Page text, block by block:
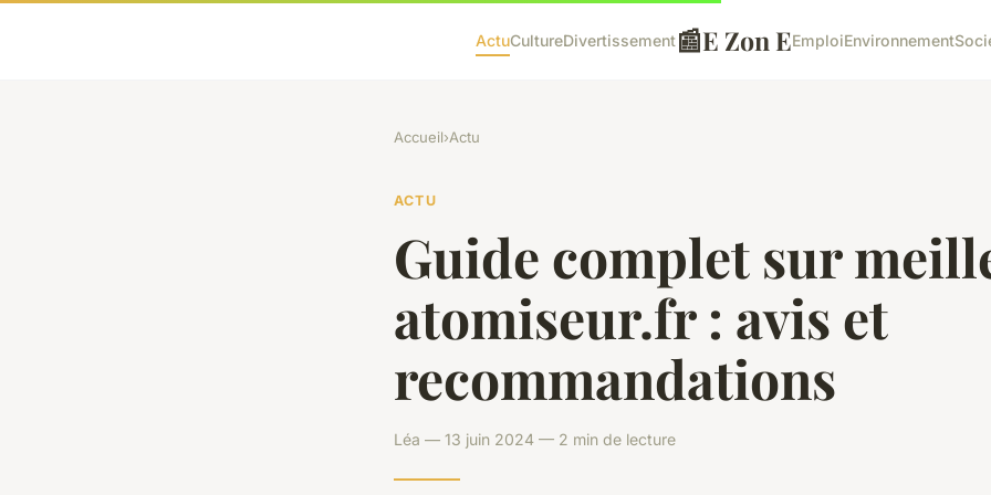
ActuCultureDivertissement📰E Zon EEmploiEnvironnement
Accueil›Actu
ACTU
Guide complet sur
atomiseur.fr : avis et
recommandations
Léa — 13 juin 2024 — 2 min de lecture